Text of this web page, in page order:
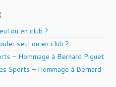
ou en club ?
seul ou en club ?
– Hommage à Bernard Piguet
Sports – Hommage à Bernard